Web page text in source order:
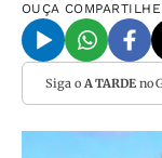
OUÇA COMPARTILHE
Siga o A TARDEno